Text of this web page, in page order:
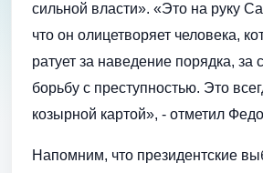
сильной власти». «Это на руку
что он олицетворяет человека,
ратует за наведение порядка, за
борьбу с преступностью. Это
козырной картой», - отметил
Напомним, что президентские